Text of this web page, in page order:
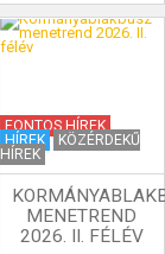
FONTOS HÍREK
HÍREK
KÖZÉRDEKŰ
HÍREK
MENETREND
2026. II. FÉLÉV